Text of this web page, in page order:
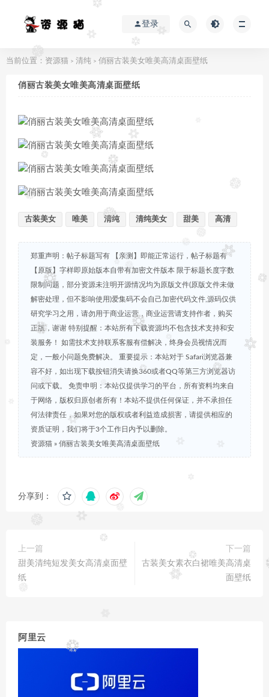
登录
当前位置： 资源猫 > 清纯 > 俏丽古装美女唯美高清桌面壁纸
俏丽古装美女唯美高清桌面壁纸
古装美女 唯美 清纯 清纯美女 甜美 高清
郑重声明：帖子标题写有 【亲测】即能正常运行，帖子标题有
【原版】字样即原始版本自带有加密文件版本 限于标题长度字数
限制问题，部分资源未注明开源情况均为原版文件(原版文件未做
解密处理，但不影响使用)爱集码不会自己加密代码文件,源码仅供
研究学习之用，请勿用于商业运营，商业运营请支持作者，购买
正版，谢谢 特别提醒：本站所有下载资源均不包含技术支持和安
装服务！ 如需技术支持联系客服有偿解决，终身会员视情况而
定，一般小问题免费解决。 重要提示：本站对于 Safari浏览器兼
容不好，如出现下载按钮消失请换360或者QQ等第三方浏览器访
问或下载。 免责申明：本站仅提供学习的平台，所有资料均来自
于网络，版权归原创者所有！本站不提供任何保证，并不承担任
何法律责任，如果对您的版权或者利益造成损害，请提供相应的
资质证明，我们将于3个工作日内予以删除。
资源猫 » 俏丽古装美女唯美高清桌面壁纸
分享到：
上一篇
甜美清纯短发美女高清桌面壁
纸
下一篇
古装美女素衣白裙唯美高清桌
面壁纸
阿里云